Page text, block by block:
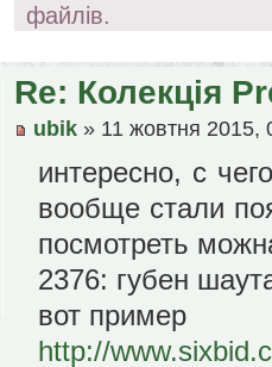
файлів.
Re: Колекція
ubik» 11 жовтня 2015,
интересно, с
вообще стали
посмотреть
2376: губен
вот пример
http://